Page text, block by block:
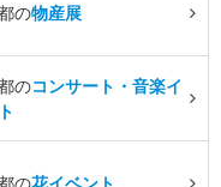
の物産展
のコンサート・音楽イ